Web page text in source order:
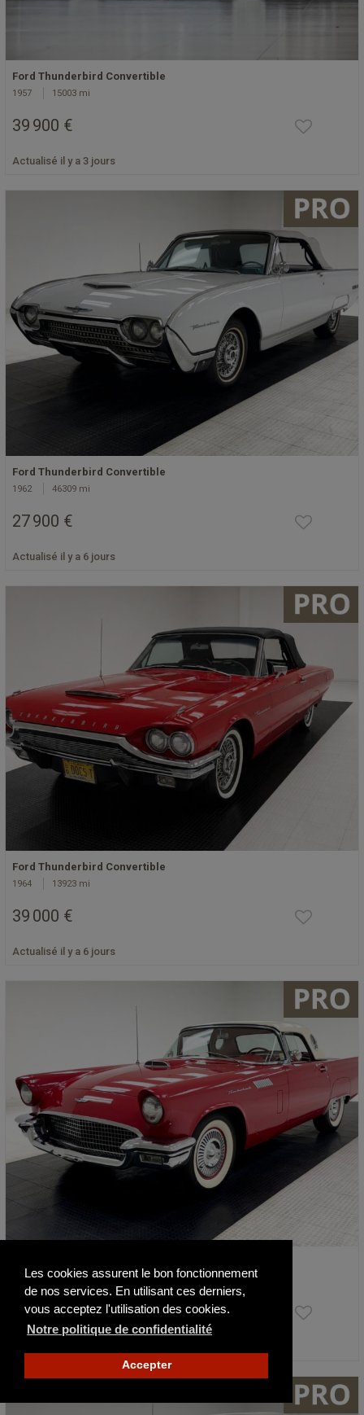
Les cookies assurent le bon fonctionnement
de nos services. En utilisant ces derniers,
vous acceptez l'utilisation des cookies.
Notre politique de confidentialité
Accepter
Ford Thunderbird Convertible
1957 15003 mi
39 900 €
Actualisé il y a 3 jours
Ford Thunderbird Convertible
1962 46309 mi
27 900 €
Actualisé il y a 6 jours
Ford Thunderbird Convertible
1964 13923 mi
39 000 €
Actualisé il y a 6 jours
1957 88361 mi
29 500 €